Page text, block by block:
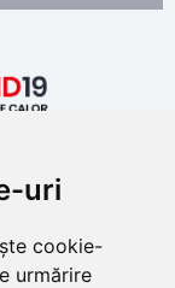
uri
cookie-
urmărire